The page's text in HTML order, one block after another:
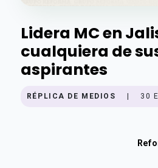
Lidera MC en
cualquiera de
aspirantes
RÉPLICA DE MEDIOS 30